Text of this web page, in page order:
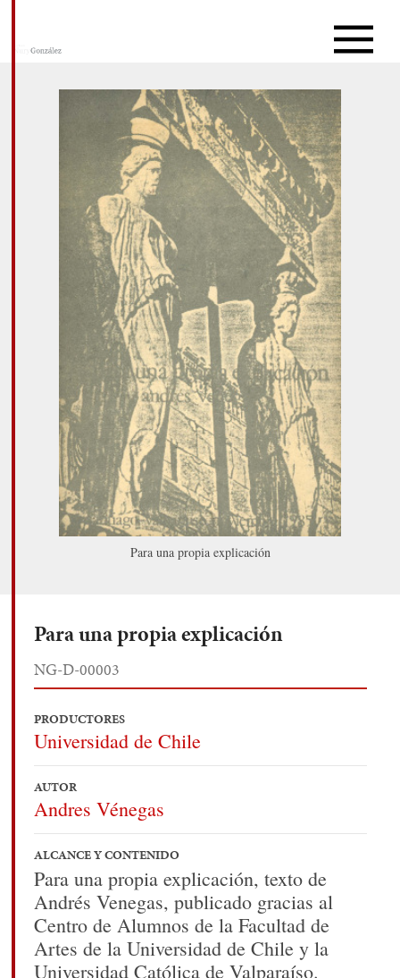
Para una propia explicación
Para una propia explicación
NG-D-00003
PRODUCTORES
Universidad de Chile
AUTOR
Andres Vénegas
ALCANCE Y CONTENIDO
Para una propia explicación, texto de
Andrés Venegas, publicado gracias al
Centro de Alumnos de la Facultad de
Artes de la Universidad de Chile y la
Universidad Católica de Valparaíso.